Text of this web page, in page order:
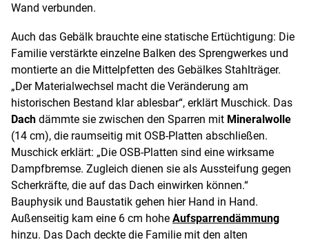
Wand verbunden.
Auch das Gebälk brauchte eine statische Ertüchtigung: Die
Familie verstärkte einzelne Balken des Sprengwerkes und
montierte an die Mittelpfetten des Gebälkes Stahlträger.
„Der Materialwechsel macht die Veränderung am
historischen Bestand klar ablesbar“, erklärt Muschick. Das
Dach dämmte sie zwischen den Sparren mit Mineralwolle
(14 cm), die raumseitig mit OSB-Platten abschließen.
Muschick erklärt: „Die OSB-Platten sind eine wirksame
Dampfbremse. Zugleich dienen sie als Aussteifung gegen
Scherkräfte, die auf das Dach einwirken können.“
Bauphysik und Baustatik gehen hier Hand in Hand.
Außenseitig kam eine 6 cm hohe Aufsparrendämmung
hinzu. Das Dach deckte die Familie mit den alten